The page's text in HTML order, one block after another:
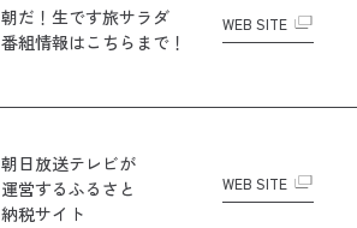
朝だ！生です旅サラダ
番組情報はこちらまで！
WEB SITE
朝日放送テレビが
運営するふるさと
納税サイト
WEB SITE